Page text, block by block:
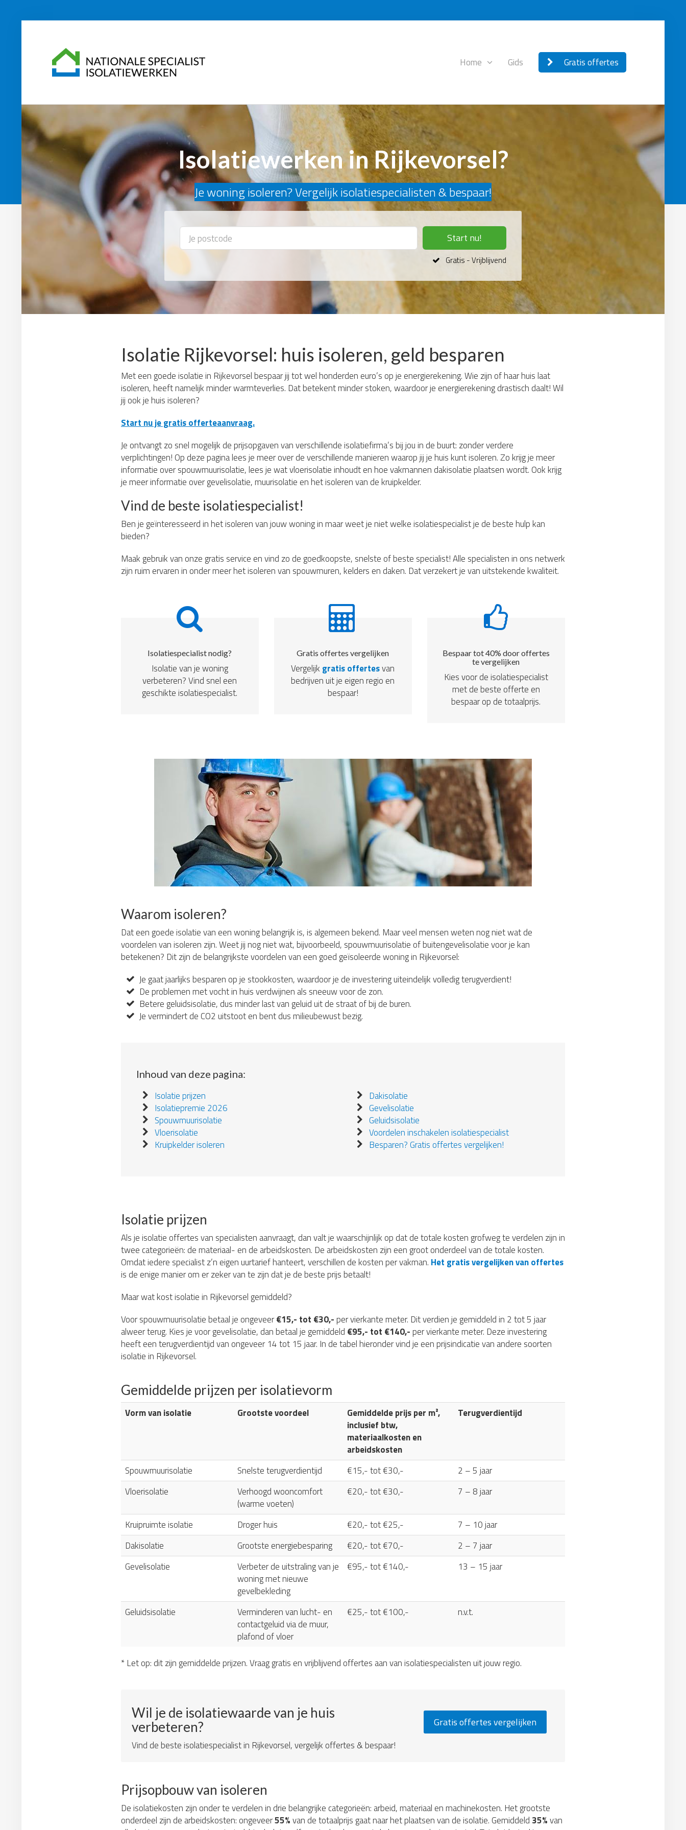
Home Gids Gratis offertes
Isolatiewerken in Rijkevorsel?
Je woning isoleren? Vergelijk isolatiespecialisten & bespaar!
Start nu!
Gratis - Vrijblijvend
Isolatie Rijkevorsel: huis isoleren, geld besparen
Met een goede isolatie in Rijkevorsel bespaar jij tot wel honderden euro’s op je energierekening. Wie zijn of haar huis laat
isoleren, heeft namelijk minder warmteverlies. Dat betekent minder stoken, waardoor je energierekening drastisch daalt! Wil
jij ook je huis isoleren?
Start nu je gratis offerteaanvraag.
Je ontvangt zo snel mogelijk de prijsopgaven van verschillende isolatiefirma’s bij jou in de buurt: zonder verdere
verplichtingen! Op deze pagina lees je meer over de verschillende manieren waarop jij je huis kunt isoleren. Zo krijg je meer
informatie over spouwmuurisolatie, lees je wat vloerisolatie inhoudt en hoe vakmannen dakisolatie plaatsen wordt. Ook krijg
je meer informatie over gevelisolatie, muurisolatie en het isoleren van de kruipkelder.
Vind de beste isolatiespecialist!
Ben je geïnteresseerd in het isoleren van jouw woning in maar weet je niet welke isolatiespecialist je de beste hulp kan
bieden?
Maak gebruik van onze gratis service en vind zo de goedkoopste, snelste of beste specialist! Alle specialisten in ons netwerk
zijn ruim ervaren in onder meer het isoleren van spouwmuren, kelders en daken. Dat verzekert je van uitstekende kwaliteit.
Isolatiespecialist nodig?
Isolatie van je woning
verbeteren? Vind snel een
geschikte isolatiespecialist.
Gratis offertes vergelijken
Vergelijk gratis offertesvan
bedrijven uit je eigen regio en
bespaar!
Bespaar tot 40% door offertes
te vergelijken
Kies voor de isolatiespecialist
met de beste offerte en
bespaar op de totaalprijs.
Waarom isoleren?
Dat een goede isolatie van een woning belangrijk is, is algemeen bekend. Maar veel mensen weten nog niet wat de
voordelen van isoleren zijn. Weet jij nog niet wat, bijvoorbeeld, spouwmuurisolatie of buitengevelisolatie voor je kan
betekenen? Dit zijn de belangrijkste voordelen van een goed geïsoleerde woning in Rijkevorsel:
Je gaat jaarlijks besparen op je stookkosten, waardoor je de investering uiteindelijk volledig terugverdient!
De problemen met vocht in huis verdwijnen als sneeuw voor de zon.
Betere geluidsisolatie, dus minder last van geluid uit de straat of bij de buren.
Je vermindert de CO2 uitstoot en bent dus milieubewust bezig.
Inhoud van deze pagina:
Isolatie prijzen
Isolatiepremie 2026
Spouwmuurisolatie
Vloerisolatie
Kruipkelder isoleren
Dakisolatie
Gevelisolatie
Geluidsisolatie
Voordelen inschakelen isolatiespecialist
Besparen? Gratis offertes vergelijken!
Isolatie prijzen
Als je isolatie offertes van specialisten aanvraagt, dan valt je waarschijnlijk op dat de totale kosten grofweg te verdelen zijn in
twee categorieën: de materiaal- en de arbeidskosten. De arbeidskosten zijn een groot onderdeel van de totale kosten.
Omdat iedere specialist z’n eigen uurtarief hanteert, verschillen de kosten per vakman. Het gratis vergelijken van offertes
is de enige manier om er zeker van te zijn dat je de beste prijs betaalt!
Maar wat kost isolatie in Rijkevorsel gemiddeld?
Voor spouwmuurisolatie betaal je ongeveer€15,- tot €30,- per vierkante meter. Dit verdien je gemiddeld in 2 tot 5 jaar
alweer terug. Kies je voor gevelisolatie, dan betaal je gemiddeld €95,- tot €140,- per vierkante meter. Deze investering
heeft een terugverdientijd van ongeveer 14 tot 15 jaar. In de tabel hieronder vind je een prijsindicatie van andere soorten
isolatie in Rijkevorsel.
Gemiddelde prijzen per isolatievorm
Vorm van isolatie Grootste voordeel
Gemiddelde prijs per m²,
inclusief btw,
materiaalkosten en
arbeidskosten
Terugverdientijd
Spouwmuurisolatie Snelste terugverdientijd €15,- tot €30,-
2 – 5 jaar
Vloerisolatie
Verhoogd wooncomfort
(warme voeten)
€20,- tot €30,- 7 – 8 jaar
Kruipruimte isolatie Droger huis €20,- tot €25,-
7 – 10 jaar
Dakisolatie
Grootste energiebesparing €20,- tot €70,-
2 – 7 jaar
Gevelisolatie
Verbeter de uitstraling van je
woning met nieuwe
gevelbekleding
€95,- tot €140,- 13 – 15 jaar
Geluidsisolatie
Verminderen van lucht- en
contactgeluid via de muur,
plafond of vloer
€25,- tot €100,- n.v.t.
* Let op: dit zijn gemiddelde prijzen. Vraag gratis en vrijblijvend offertes aan van isolatiespecialisten uit jouw regio.
Wil je de isolatiewaarde van je huis
verbeteren?
Vind de beste isolatiespecialist in Rijkevorsel, vergelijk offertes & bespaar!
Gratis offertes vergelijken
Prijsopbouw van isoleren
De isolatiekosten zijn onder te verdelen in drie belangrijke categorieën: arbeid, materiaal en machinekosten. Het grootste
onderdeel zijn de arbeidskosten: ongeveer55%van de totaalprijs gaat naar het plaatsen van de isolatie. Gemiddeld 35%van